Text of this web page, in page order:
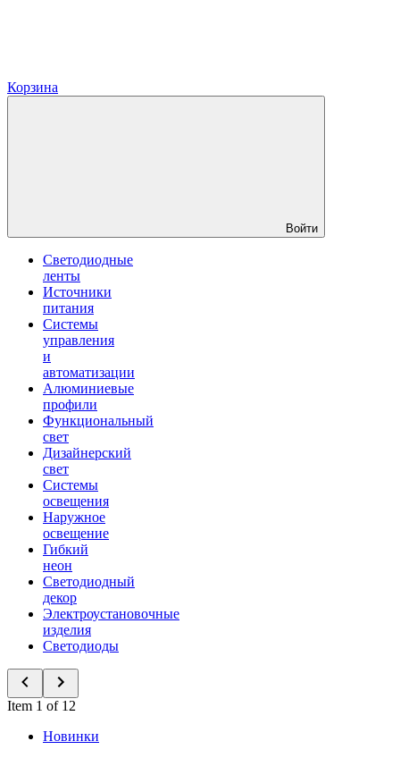
Корзина
Войти
Светодиодные
ленты
Источники
питания
Системы
управления
и
автоматизации
Алюминиевые
профили
Функциональный
свет
Дизайнерский
свет
Системы
освещения
Наружное
освещение
Гибкий
неон
Светодиодный
декор
Электроустановочные
изделия
Светодиоды
Item 1 of 12
Новинки